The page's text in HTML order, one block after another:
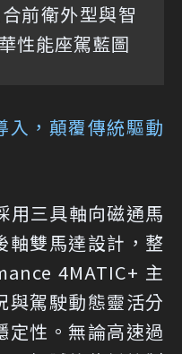
前衛外型與智
性能座駕藍圖
入，顛覆傳統驅動
用三具軸向磁通馬
軸雙馬達設計，整
4MATIC+ 主
與駕駛動態靈活分
定性。無論高速過